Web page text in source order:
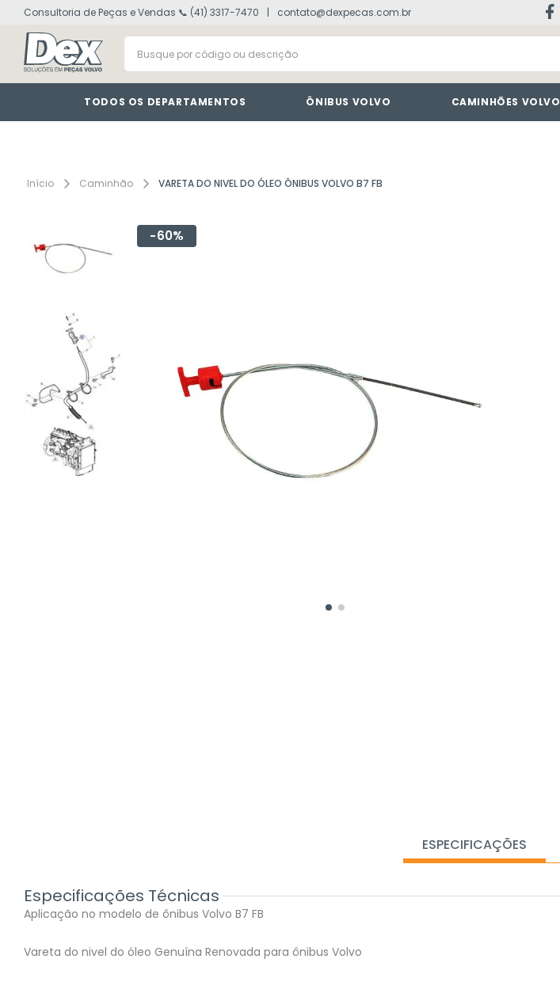
Consultoria de Peças e Vendas 📞 (41) 3317-7470 contato@dexpecas.com.br
Busque por código ou descrição
TODOS OS DEPARTAMENTOS ÔNIBUS VOLVO CAMINHÕES VOLVO
Caminhão VARETA DO NIVEL DO ÓLEO ÔNIBUS VOLVO B7 FB
60%
ESPECIFICAÇÕES
Especificações Técnicas
Aplicação no modelo de ônibus Volvo B7 FB
Vareta do nivel do óleo Genuína Renovada para ônibus Volvo
1º volvo fh
3º painel
4º farol
5º defletor
7 tacografo
º motor